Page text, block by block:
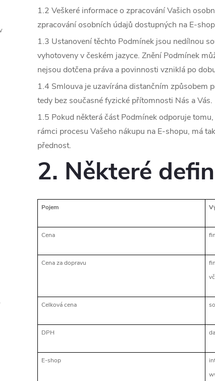
1.2 Veškeré informace o zpracování Vašich
zpracování osobních údajů dostupných na E-
1.3 Ustanovení těchto Podmínek jsou nedílnou
vyhotoveny v českém jazyce. Znění Podmínek
nejsou dotčena práva a povinnosti vzniklá po
1.4 Smlouva je uzavírána distančním způsobem
tedy bez současné fyzické přítomnosti Nás a Vás.
1.5 Pokud některá část Podmínek odporuje
rámci procesu Vašeho nákupu na E-shopu, má
přednost.
2. Některé
Pojem
Cena
Cena za dopravu
Celková cena
DPH
E-shop